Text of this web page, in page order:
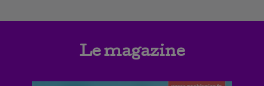
Le magazine